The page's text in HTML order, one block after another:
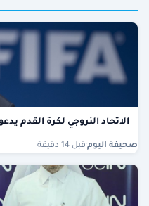
الاتحاد النروجي لكرة القدم
صحيفة اليوم قبل 14 دقيقة